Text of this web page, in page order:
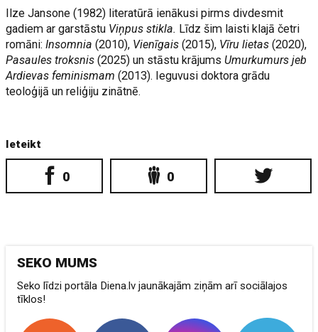
Ilze Jansone (1982) literatūrā ienākusi pirms divdesmit
gadiem ar garstāstu Viņpus stikla. Līdz šim laisti klajā četri
romāni:Insomnia(2010), Vienīgais (2015), Vīru lietas(2020),
Pasaules troksnis (2025) un stāstu krājums Umurkumurs jeb
Ardievas feminismam (2013). Ieguvusi doktora grādu
teoloģijā un reliģiju zinātnē.
Ieteikt
0 0
SEKO MUMS
Seko līdzi portāla Diena.lv jaunākajām ziņām arī sociālajos
tīklos!